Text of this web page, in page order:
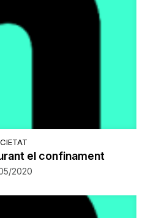
el confinament
2020